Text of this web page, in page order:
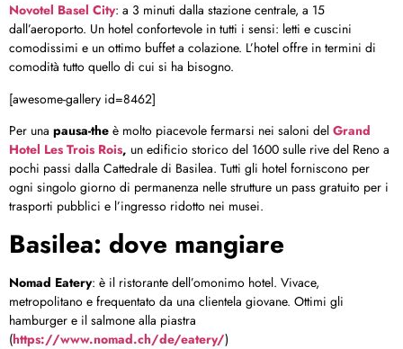
Novotel Basel City: a 3 minuti dalla stazione centrale, a 15
dall’aeroporto. Un hotel confortevole in tutti i sensi: letti e cuscini
comodissimi e un ottimo buffet a colazione. L’hotel offre in termini di
comodità tutto quello di cui si ha bisogno.
[awesome-gallery id=8462]
Per una pausa-the è molto piacevole fermarsi nei saloni del Grand
Hotel Les Trois Rois, un edificio storico del 1600 sulle rive del Reno a
pochi passi dalla Cattedrale di Basilea. Tutti gli hotel forniscono per
ogni singolo giorno di permanenza nelle strutture un pass gratuito per i
trasporti pubblici e l’ingresso ridotto nei musei.
Basilea: dove mangiare
Nomad Eatery: è il ristorante dell’omonimo hotel. Vivace,
metropolitano e frequentato da una clientela giovane. Ottimi gli
hamburger e il salmone alla piastra
(https://www.nomad.ch/de/eatery/)